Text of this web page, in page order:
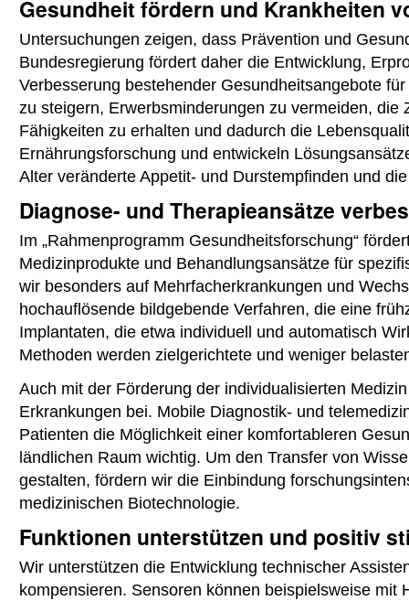
Gesundheit fördern und Krankheiten
Untersuchungen zeigen, dass Prävention und
Bundesregierung fördert daher die Entwicklung,
Verbesserung bestehender Gesundheitsangebote
zu steigern, Erwerbsminderungen zu vermeiden,
Fähigkeiten zu erhalten und dadurch die
Ernährungsforschung und entwickeln
Alter veränderte Appetit- und Durstempfinden und
Diagnose- und Therapieansätze
Im „Rahmenprogramm Gesundheitsforschung“
Medizinprodukte und Behandlungsansätze für
wir besonders auf Mehrfacherkrankungen und
hochauflösende bildgebende Verfahren, die eine
Implantaten, die etwa individuell und automatisch
Methoden werden zielgerichtete und weniger
Auch mit der Förderung der individualisierten
Erkrankungen bei. Mobile Diagnostik- und
Patienten die Möglichkeit einer komfortableren
ländlichen Raum wichtig. Um den Transfer von
gestalten, fördern wir die Einbindung
medizinischen Biotechnologie.
Funktionen unterstützen und positiv
Wir unterstützen die Entwicklung technischer
kompensieren. Sensoren können beispielsweise